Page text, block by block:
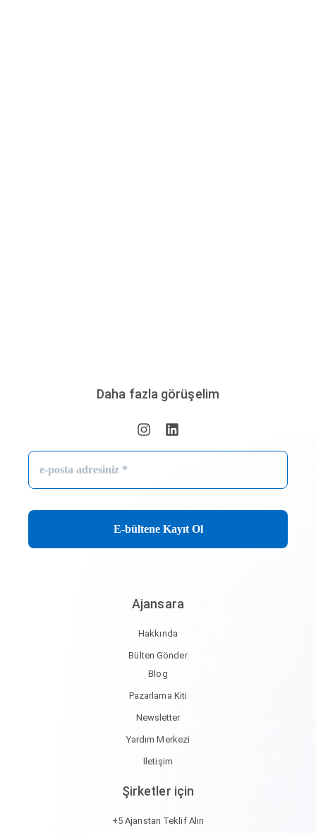
Şirketler için
+5 Ajanstan Teklif Alın
Ajansara
Hakkında
Bülten Gönder
Blog
Pazarlama Kiti
Newsletter
Yardım Merkezi
İletişim
Daha fazla görüşelim
*